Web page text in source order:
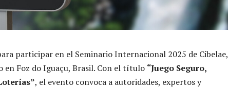
participar en el Seminario Internacional 2025 de Cibelae,
en Foz do Iguaçu, Brasil. Con el título “Juego Seguro,
, el evento convoca a autoridades, expertos y